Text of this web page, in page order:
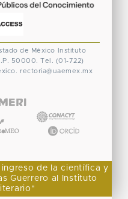
de México
Instituto
50000. Tel. (01-722)
rectoria@uaemex.mx
de la científica y
Guerrero al Instituto